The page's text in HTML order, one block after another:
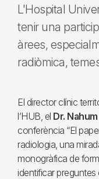
L'Hospital
tenir una
àrees,
radiòmica,
El director clínic
l’HUB, el Dr.
conferència “El
radiologia, una
monogràfica de
identificar preguntes